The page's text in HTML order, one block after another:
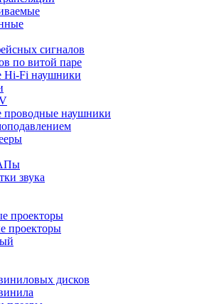
сигналов
по витой паре
Hi-Fi наушники
проводные наушники
звука
проекторы
проекторы
дисков